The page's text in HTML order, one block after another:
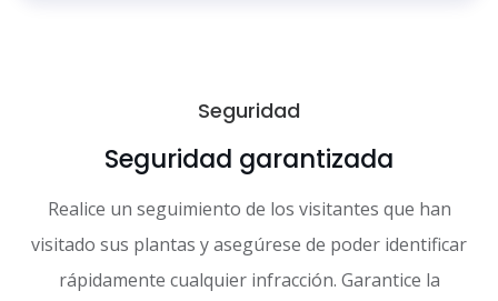
Seguridad
Seguridad garantizada
Realice un seguimiento de los visitantes que han
visitado sus plantas y asegúrese de poder identificar
rápidamente cualquier infracción. Garantice la